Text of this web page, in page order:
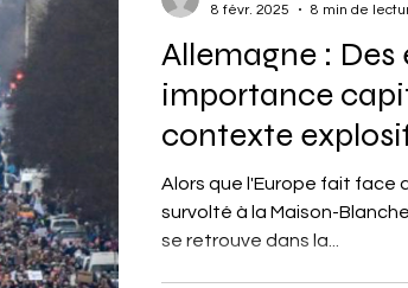
Allemagne :
importance
contexte
Alors que l'Europe fait face
survolté à la Maison-
se retrouve dans la...
8 févr. 2025
8 min de